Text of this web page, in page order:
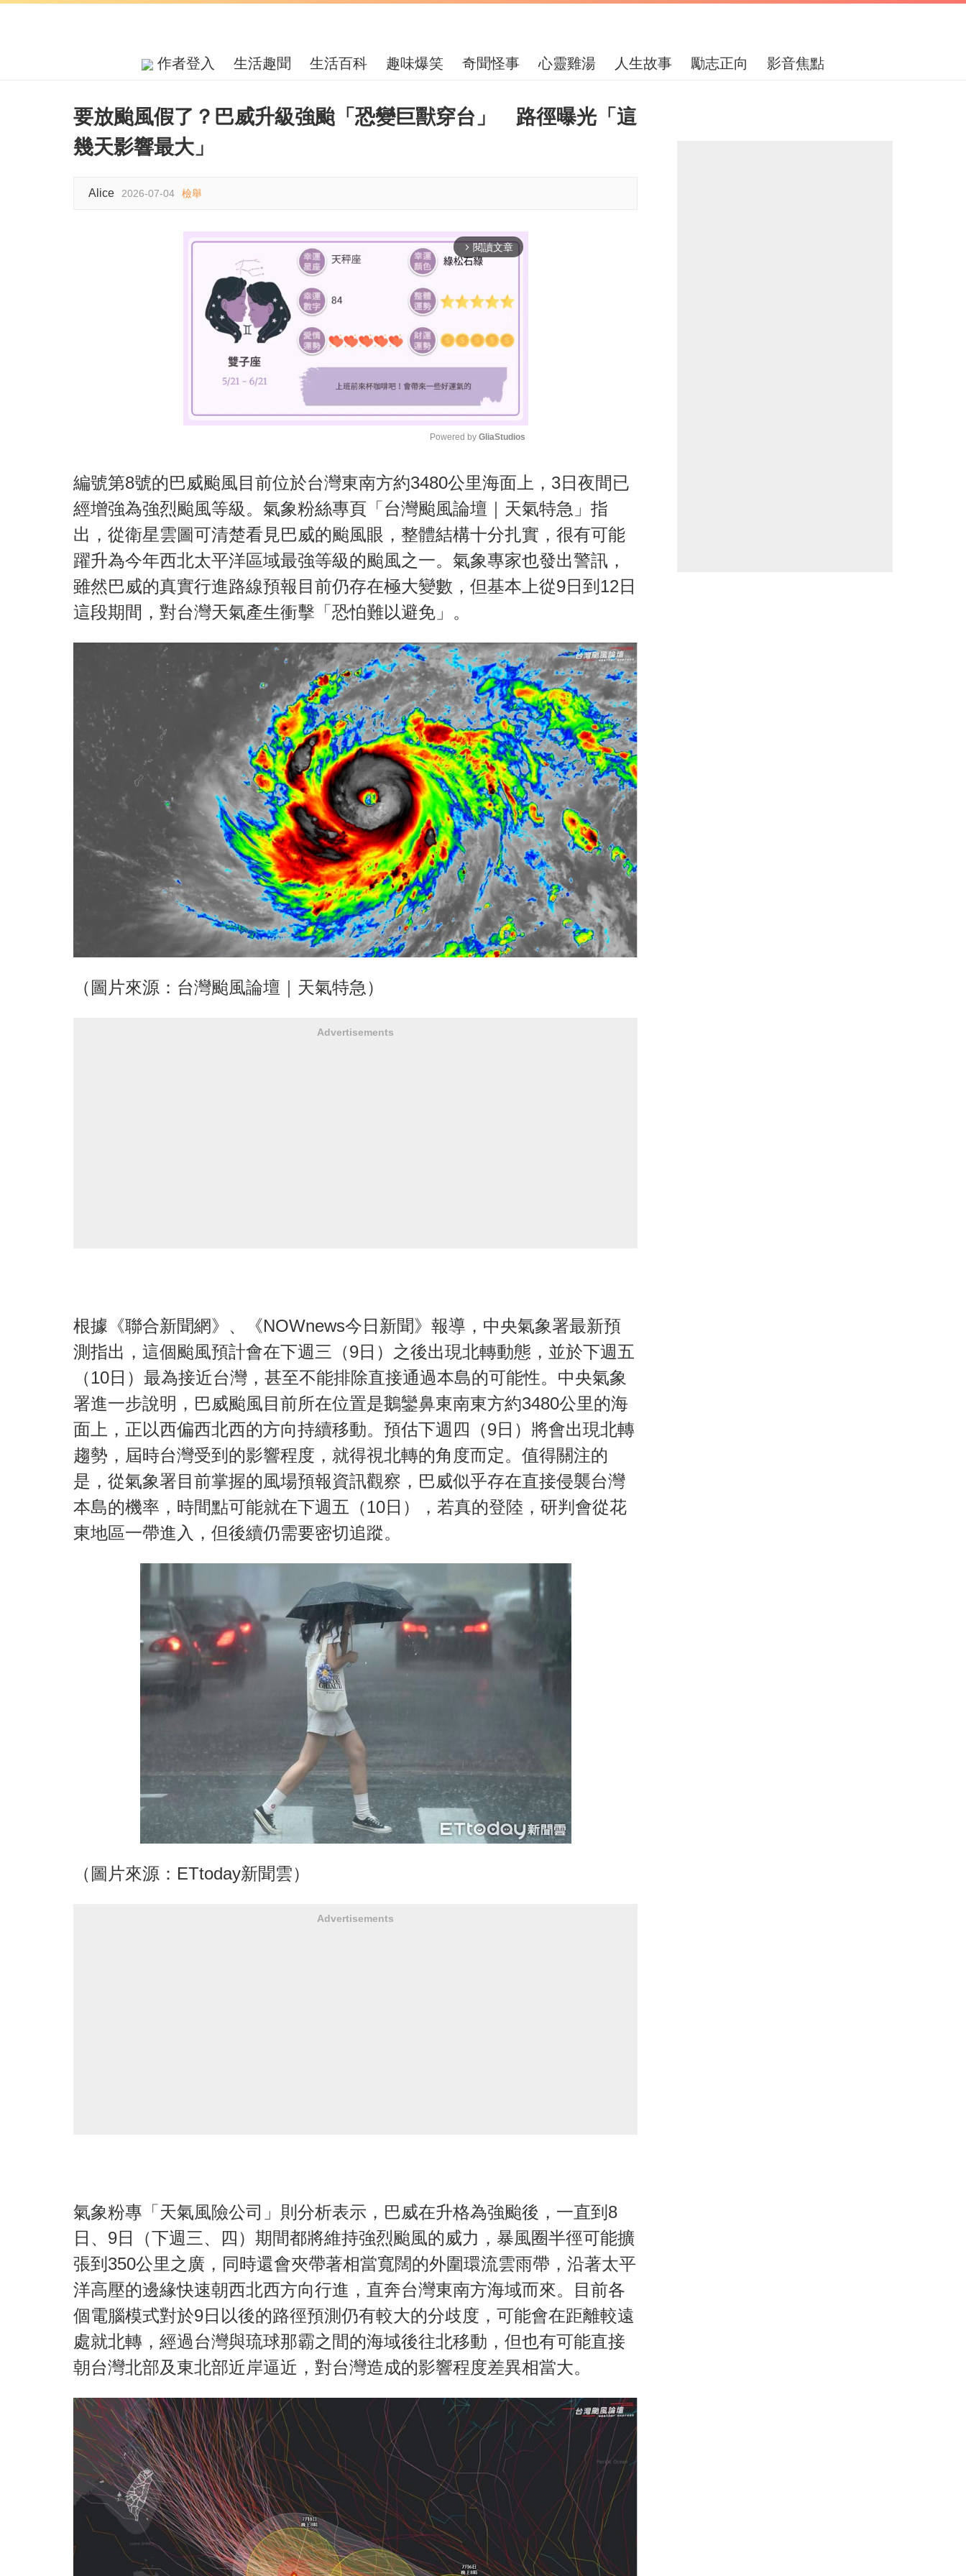
作者登入 生活趣聞 生活百科 趣味爆笑 奇聞怪事 心靈雞湯 人生故事 勵志正向 影音焦點
要放颱風假了？巴威升級強颱「恐變巨獸穿台」 路徑曝光「這
幾天影響最大」
Alice 2026-07-04 檢舉
arrow_forward_ios 閱讀文章
M
t
e
Powered by GliaStudios
編號第8號的巴威颱風目前位於台灣東南方約3480公里海面上，3日夜間已
經增強為強烈颱風等級。氣象粉絲專頁「台灣颱風論壇｜天氣特急」指
出，從衛星雲圖可清楚看見巴威的颱風眼，整體結構十分扎實，很有可能
躍升為今年西北太平洋區域最強等級的颱風之一。氣象專家也發出警訊，
雖然巴威的真實行進路線預報目前仍存在極大變數，但基本上從9日到12日
這段期間，對台灣天氣產生衝擊「恐怕難以避免」。
（圖片來源：台灣颱風論壇｜天氣特急）
Advertisements
根據《聯合新聞網》、《NOWnews今日新聞》報導，中央氣象署最新預
測指出，這個颱風預計會在下週三（9日）之後出現北轉動態，並於下週五
（10日）最為接近台灣，甚至不能排除直接通過本島的可能性。中央氣象
署進一步說明，巴威颱風目前所在位置是鵝鑾鼻東南東方約3480公里的海
面上，正以西偏西北西的方向持續移動。預估下週四（9日）將會出現北轉
趨勢，屆時台灣受到的影響程度，就得視北轉的角度而定。值得關注的
是，從氣象署目前掌握的風場預報資訊觀察，巴威似乎存在直接侵襲台灣
本島的機率，時間點可能就在下週五（10日），若真的登陸，研判會從花
東地區一帶進入，但後續仍需要密切追蹤。
（圖片來源：ETtoday新聞雲）
Advertisements
氣象粉專「天氣風險公司」則分析表示，巴威在升格為強颱後，一直到8
日、9日（下週三、四）期間都將維持強烈颱風的威力，暴風圈半徑可能擴
張到350公里之廣，同時還會夾帶著相當寬闊的外圍環流雲雨帶，沿著太平
洋高壓的邊緣快速朝西北西方向行進，直奔台灣東南方海域而來。目前各
個電腦模式對於9日以後的路徑預測仍有較大的分歧度，可能會在距離較遠
處就北轉，經過台灣與琉球那霸之間的海域後往北移動，但也有可能直接
朝台灣北部及東北部近岸逼近，對台灣造成的影響程度差異相當大。